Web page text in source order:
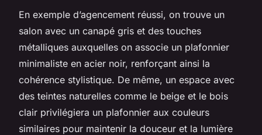
En exemple d’agencement réussi, on trouve un
salon avec un canapé gris et des touches
métalliques auxquelles on associe un plafonnier
minimaliste en acier noir, renforçant ainsi la
cohérence stylistique. De même, un espace avec
des teintes naturelles comme le beige et le bois
clair privilégiera un plafonnier aux couleurs
similaires pour maintenir la douceur et la lumière